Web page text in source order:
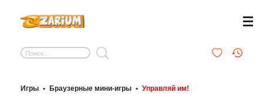
Игры • Браузерные мини-игры • Управляй им!